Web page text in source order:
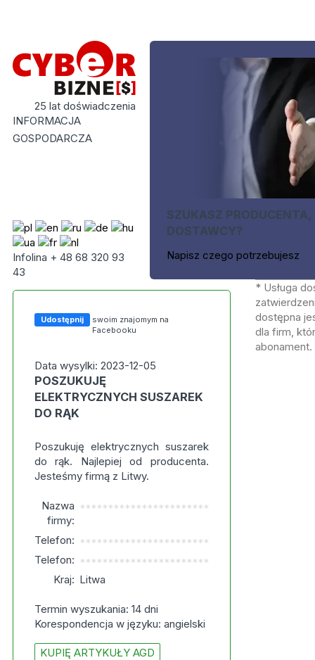
25 lat doświadczenia
INFORMACJA
GOSPODARCZA
Infolina + 48 68 320 93
43
SZUKASZ PRODUCENTA,
DOSTAWCY?
Napisz czego potrzebujesz
Udostępnij
swoim znajomym na
Facebooku
Data wysylki: 2023-12-05
POSZUKUJĘ
ELEKTRYCZNYCH SUSZAREK
DO RĄK
Poszukuję elektrycznych suszarek
do rąk. Najlepiej od producenta.
Jesteśmy firmą z Litwy.
Nazwa
firmy:
***********************
Telefon: ***********************
Telefon: ***********************
Kraj: Litwa
Termin wyszukania: 14 dni
Korespondencja w języku: angielski
KUPIĘ ARTYKUŁY AGD
* Usługa
dostępna
dla firm,
abonament.